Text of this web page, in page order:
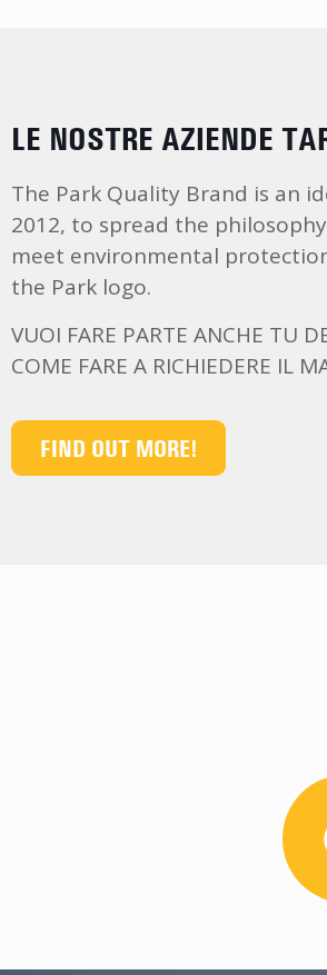
LE NOSTRE AZIENDE
The Park Quality Brand is an
2012, to spread the
meet environmental
the Park logo.
VUOI FARE PARTE ANCHE TU
COME FARE A RICHIEDERE IL
FIND OUT MORE!